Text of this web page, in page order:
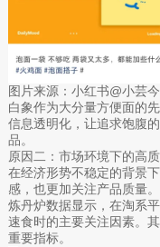
图片来源：小红书@小芸
白象作为大分量方便面的
信息透明化，让追求饱腹
品。
原因二：市场环境下的高
在经济形势不稳定的背景
感，也更加关注产品质量。
炼丹炉数据显示，在淘系
速食时的主要关注因素。
重要指标。